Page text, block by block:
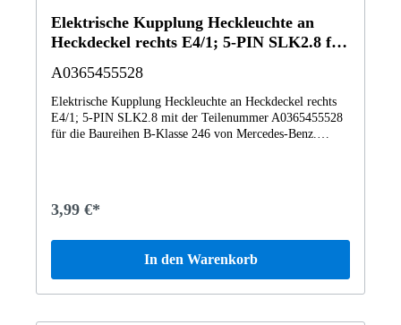
Elektrische Kupplung Heckleuchte an
Heckdeckel rechts E4/1; 5-PIN SLK2.8 für
A0365455528
Elektrische Kupplung Heckleuchte an Heckdeckel rechts
E4/1; 5-PIN SLK2.8 mit der Teilenummer A0365455528
für die Baureihen B-Klasse 246 von Mercedes-Benz.
Gewicht: 0.004kg Dieses Teil ersetzt die Teilenummer
wurde unter anderem verbaut in folgenden Modellen
246200 B180CDI DCT246201 B200CDI BE246211 B 160
d Sports Tourer246242 B180 BE Vertrauen Sie auf
Mercedes-Benz Originalteile.
3,99 €*
In den Warenkorb